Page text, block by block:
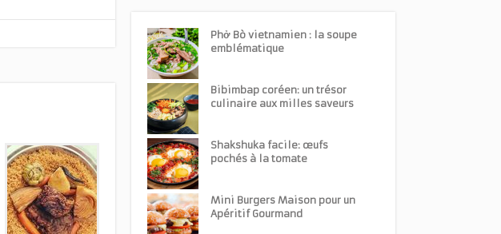
Phở Bò vietnamien : la soupe
emblématique
Bibimbap coréen: un trésor
culinaire aux milles saveurs
Shakshuka facile: œufs
pochés à la tomate
Mini Burgers Maison pour un
Apéritif Gourmand